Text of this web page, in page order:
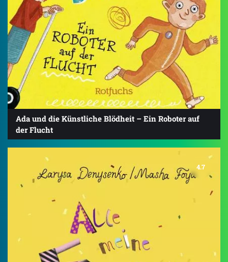
Ada und die Künstliche Blödheit – Ein Roboter auf
der Flucht
4.7